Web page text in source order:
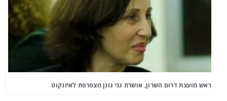
ראש מועצת דרום השרון, אושרת גני גונן מצטרפת לאיזנקוט